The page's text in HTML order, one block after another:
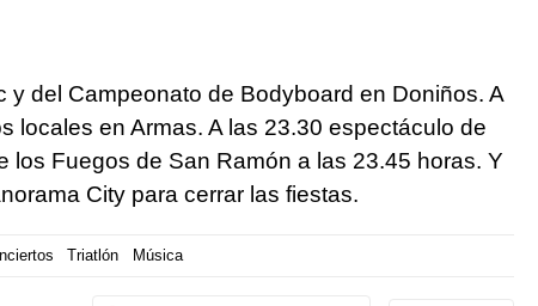
y del Campeonato de Bodyboard en Doniños. A
locales en Armas. A las 23.30 espectáculo de
los Fuegos de San Ramón a las 23.45 horas. Y
City para cerrar las fiestas.
Triatlón Música